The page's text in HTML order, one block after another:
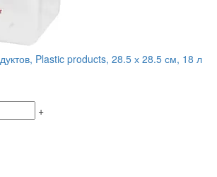
Plastic products, 28.5 х 28.5 см, 18 л
+